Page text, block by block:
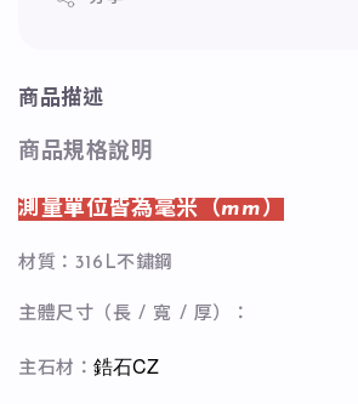
商品描述
商品規格說明
測量單位皆為毫米（mm）
材質：316L不鏽鋼
主體尺寸（長 / 寬 / 厚）：
主石材：鋯石CZ